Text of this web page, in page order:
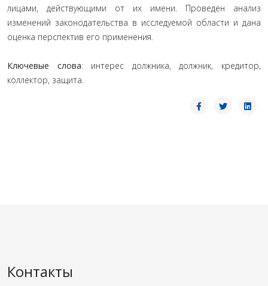
лицами, действующими от их имени. Проведен анализ
изменений законодательства в исследуемой области и дана
оценка перспектив его применения.
Ключевые слова: интерес должника, должник, кредитор,
коллектор, защита.
Контакты